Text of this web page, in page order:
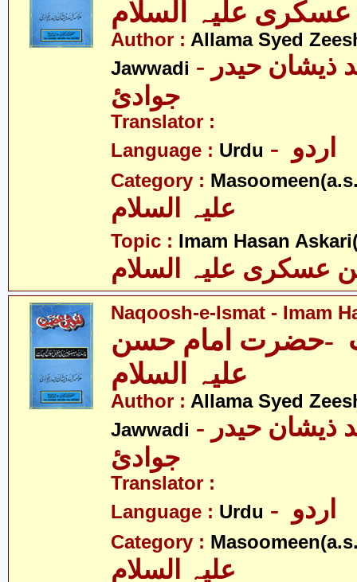
عسکری علیہ السلام
Author : Allama Syed
Jawwadi - علامہ سیّد ذیشان حیدر
جوادئ
Translator :
Language : Urdu
Category :
Topic : Imam Hasan
عسکری علیہ السلام
Naqoosh-e-Ismat - Imam
-حضرت امام حسن
علیہ السلام
Author : Allama Syed
Jawwadi - علامہ سیّد ذیشان حیدر
جوادئ
Translator :
Language : Urdu
Category :